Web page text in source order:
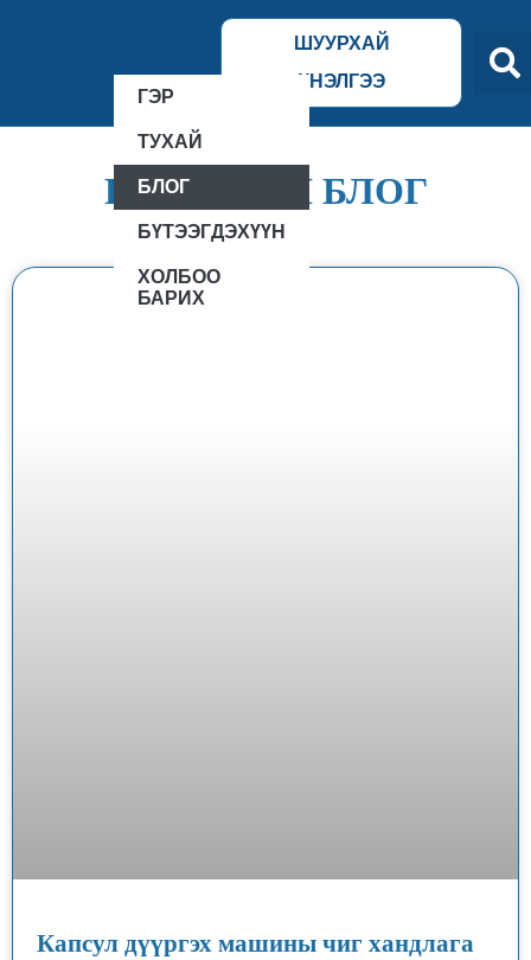
ГЭР
ТУХАЙ
БЛОГ
БҮТЭЭГДЭХҮҮН
ХОЛБОО
БАРИХ
ШУУРХАЙ
ҮНЭЛГЭЭ
FILLITECH БЛОГ
Капсул дүүргэх машины чиг хандлага